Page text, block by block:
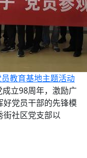
教育基地主题活动
立98周年，激励广
好党员干部的先锋模
街社区党支部以